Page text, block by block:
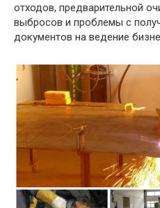
отходов, предварительной
выбросов и проблемы с
документов на ведение